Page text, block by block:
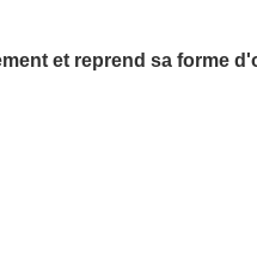
et reprend sa forme